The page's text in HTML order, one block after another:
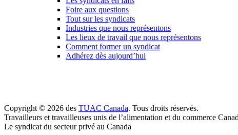
Foire aux questions
Tout sur les syndicats
Industries que nous représentons
Les lieux de travail que nous représentons
Comment former un syndicat
Adhérez dès aujourd’hui
Copyright © 2026 des TUAC Canada. Tous droits réservés.
Travailleurs et travailleuses unis de l’alimentation et du commerce
Le syndicat du secteur privé au Canada